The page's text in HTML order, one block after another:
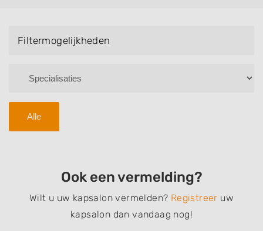
Filtermogelijkheden
Alle
Ook een vermelding?
Wilt u uw kapsalon vermelden? Registreer uw
kapsalon dan vandaag nog!